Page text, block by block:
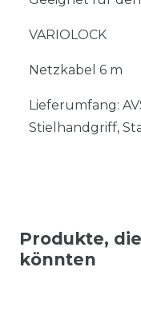
VARIOLOCK
Netzkabel 6 m
Lieferumfang:
Stielhandgriff,
Produkte,
könnten